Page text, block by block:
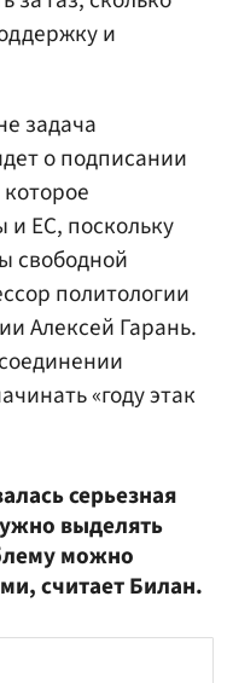
и
задача
о подписании
и ЕС, поскольку
свободной
политологии
Алексей Гарань.
«году этак
серьезная
выделять
можно
считает Билан.